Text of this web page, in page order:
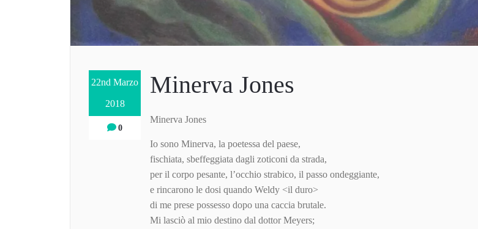
22nd Marzo
2018
0
Minerva Jones
Minerva Jones
Io sono Minerva, la poetessa del paese,
fischiata, sbeffeggiata dagli zoticoni da strada,
per il corpo pesante, l’occhio strabico, il passo ondeggiante,
e rincarono le dosi quando Weldy <il duro>
di me prese possesso dopo una caccia brutale.
Mi lasciò al mio destino dal dottor Meyers;